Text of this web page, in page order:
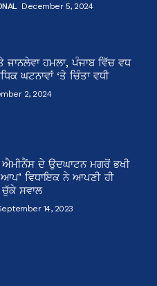
December 5, 2024
ਜਾਨਲੇਵਾ ਹਮਲਾ, ਪੰਜਾਬ ਵਿੱਚ ਵਧ
ਘਟਨਾਵਾਂ ‘ਤੇ ਚਿੰਤਾ ਵਧੀ
2, 2024
ਦੇ ਉਦਘਾਟਨ ਮਗਰੋਂ ਭਖੀ
ਵਿਧਾਇਕ ਨੇ ਆਪਣੀ ਹੀ
ਚੁੱਕੇ ਸਵਾਲ
14, 2023